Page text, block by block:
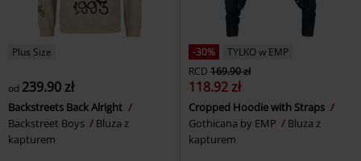
Plus Size
od 239.90 zł
Backstreets Back Alright
Backstreet Boys
Bluza z
kapturem
-30%
TYLKO w EMP
RCD 169.90 zł
118.92 zł
Cropped Hoodie with Straps
Gothicana by EMP
Bluza z
kapturem